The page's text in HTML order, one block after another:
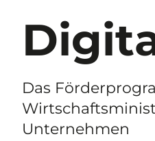
Das
Unternehmen